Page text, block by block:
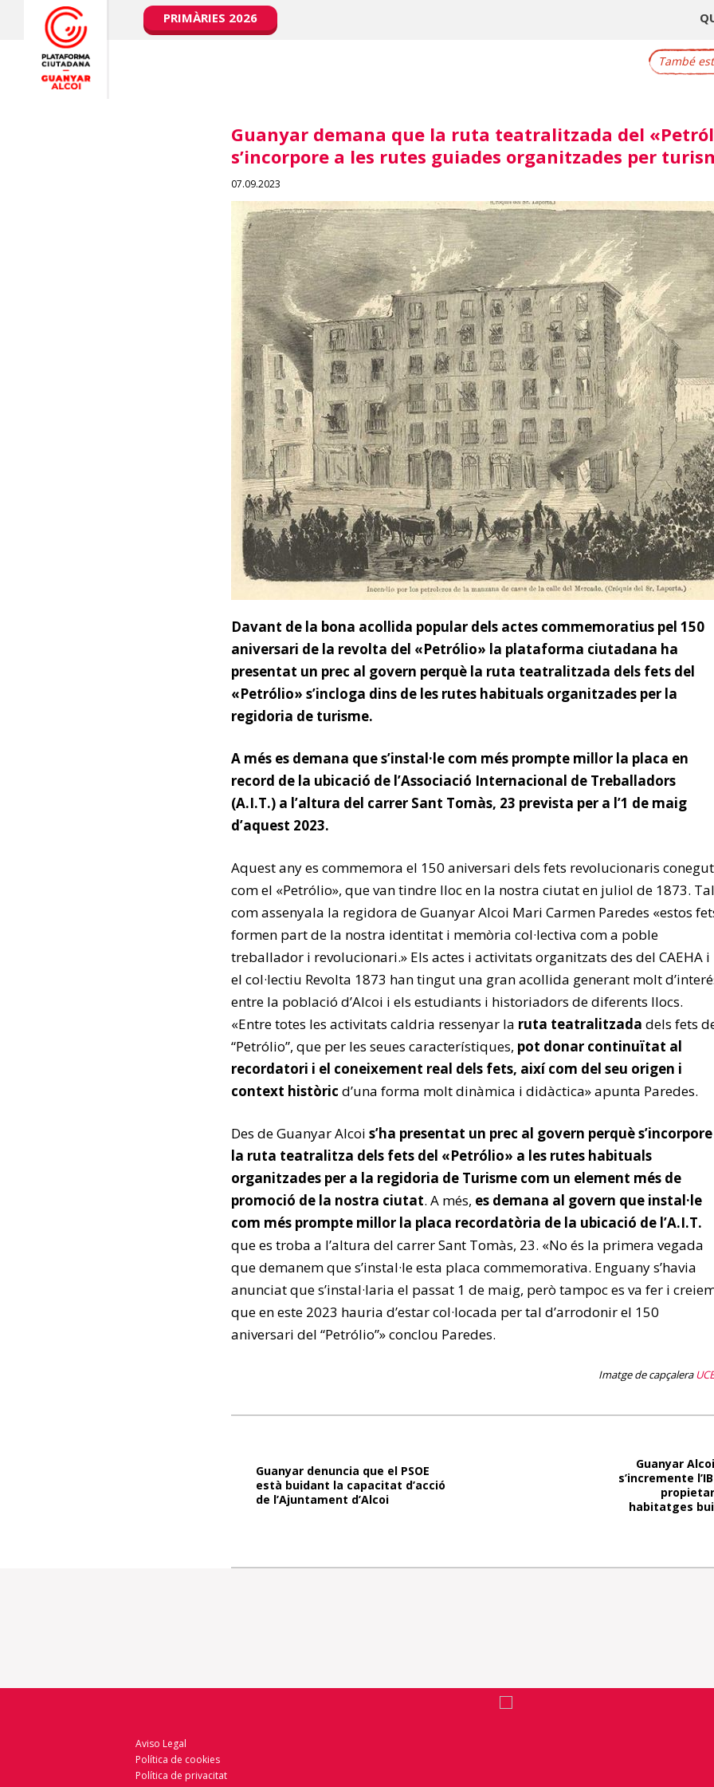
PRIMÀRIES 2026
També
Guanyar demana que la ruta teatralitzada del
s’incorpore a les rutes guiades organitzades per
07.09.2023
Davant de la bona acollida popular dels actes commemoratius pel 150
aniversari de la revolta del «Petrólio» la plataforma ciutadana ha
presentat un prec al govern perquè la ruta teatralitzada dels fets del
«Petrólio» s’incloga dins de les rutes habituals organitzades per la
regidoria de turisme.
A més es demana que s’instal·le com més prompte millor la placa en
record de la ubicació de l’Associació Internacional de Treballadors
(A.I.T.) a l’altura del carrer Sant Tomàs, 23 prevista per a l’1 de maig
d’aquest 2023.
Aquest any es commemora el 150 aniversari dels fets revolucionaris
com el «Petrólio», que van tindre lloc en la nostra ciutat en juliol de 1873. Tal
com assenyala la regidora de Guanyar Alcoi Mari Carmen Paredes «estos
formen part de la nostra identitat i memòria col·lectiva com a poble
treballador i revolucionari.» Els actes i activitats organitzats des del CAEHA i
el col·lectiu Revolta 1873 han tingut una gran acollida generant molt
entre la població d’Alcoi i els estudiants i historiadors de diferents llocs.
«Entre totes les activitats caldria ressenyar la ruta teatralitzada dels fets
“Petrólio”, que per les seues característiques, pot donar continuïtat al
recordatori i el coneixement real dels fets, així com del seu origen i
context històric d’una forma molt dinàmica i didàctica» apunta Paredes.
Des de Guanyar Alcoi s’ha presentat un prec al govern perquè s’incorpore
la ruta teatralitza dels fets del «Petrólio» a les rutes habituals
organitzades per a la regidoria de Turisme com un element més de
promoció de la nostra ciutat. A més, es demana al govern que instal·le
com més prompte millor la placa recordatòria de la ubicació de l’A.I.T.
que es troba a l’altura del carrer Sant Tomàs, 23. «No és la primera vegada
que demanem que s’instal·le esta placa commemorativa. Enguany s’havia
anunciat que s’instal·laria el passat 1 de maig, però tampoc es va fer i
que en este 2023 hauria d’estar col·locada per tal d’arrodonir el 150
aniversari del “Petrólio”» conclou Paredes.
Imatge de capçalera
Guanyar
s’incremente
habitatges
Guanyar denuncia que el PSOE
està buidant la capacitat d’acció
de l’Ajuntament d’Alcoi
Aviso Legal
Política de cookies
Política de privacitat